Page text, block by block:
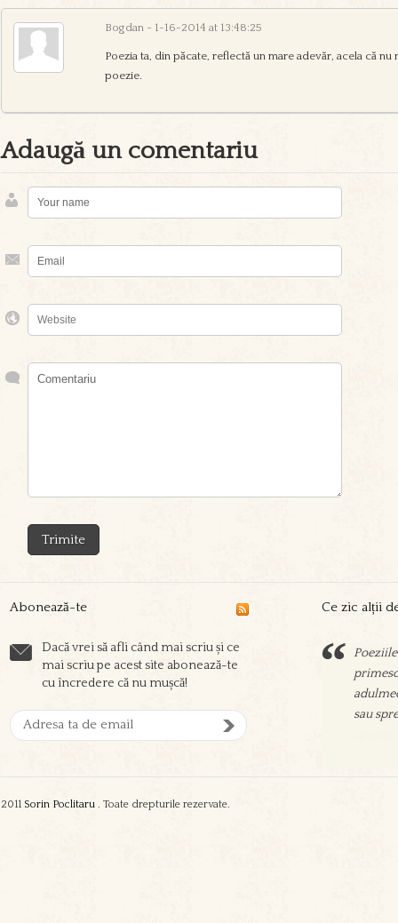
Bogdan ~ 1-16-2014 at 13:48:25
Poezia ta, din păcate, reflectă un mare adevăr, acela că
poezie.
Adaugă un comentariu
Abonează-te
Dacă vrei să afli când mai scriu și ce
mai scriu pe acest site abonează-te
cu încredere că nu mușcă!
Ce zic alții
Sorin
aşeza
2011 Sorin Poclitaru . Toate drepturile rezervate.